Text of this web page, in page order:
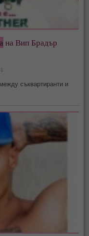
на Вип Брадър
съквартиранти и